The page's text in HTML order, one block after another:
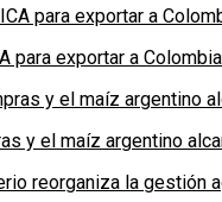
para exportar a Colombia
y el maíz argentino